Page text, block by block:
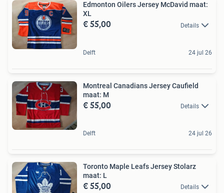
Edmonton Oilers Jersey McDavid maat:
XL
€ 55,00 Details
Delft 24 jul 26
Montreal Canadians Jersey Caufield
maat: M
€ 55,00 Details
Delft 24 jul 26
Toronto Maple Leafs Jersey Stolarz
maat: L
€ 55,00 Details